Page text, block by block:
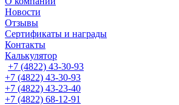
Новости
Отзывы
Сертификаты и награды
Контакты
Калькулятор
+7 (4822) 43-30-93
+7 (4822) 43-30-93
+7 (4822) 43-23-40
+7 (4822) 68-12-91